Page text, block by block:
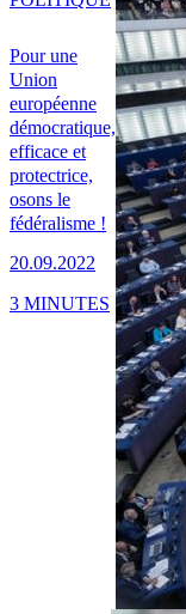
Pour une
Union
européenne
démocratique,
efficace et
protectrice,
osons le
fédéralisme !
20.09.2022
3 MINUTES